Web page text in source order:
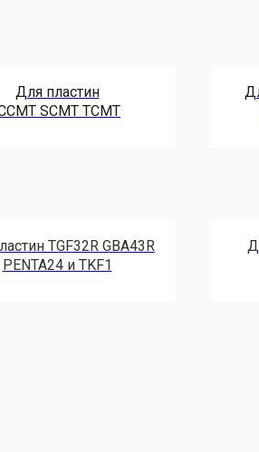
Для пластин
SCMT TCMT
TGF32R GBA43R
PENTA24 и TKF1